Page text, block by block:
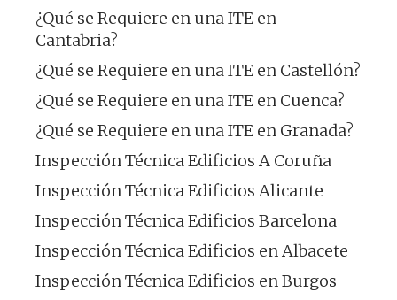
¿Qué se Requiere en una ITE en
Cantabria?
¿Qué se Requiere en una ITE en Castellón?
¿Qué se Requiere en una ITE en Cuenca?
¿Qué se Requiere en una ITE en Granada?
Inspección Técnica Edificios A Coruña
Inspección Técnica Edificios Alicante
Inspección Técnica Edificios Barcelona
Inspección Técnica Edificios en Albacete
Inspección Técnica Edificios en Burgos